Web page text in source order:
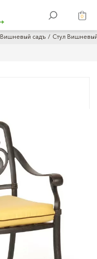
0
Вишневый садъ Стул